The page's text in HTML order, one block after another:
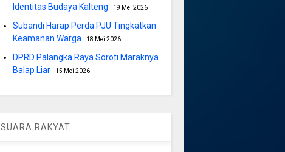
Identitas Budaya Kalteng
19 Mei 2026
Subandi Harap Perda PJU Tingkatkan
Keamanan Warga
18 Mei 2026
DPRD Palangka Raya Soroti Maraknya
Balap Liar
15 Mei 2026
SUARA RAKYAT